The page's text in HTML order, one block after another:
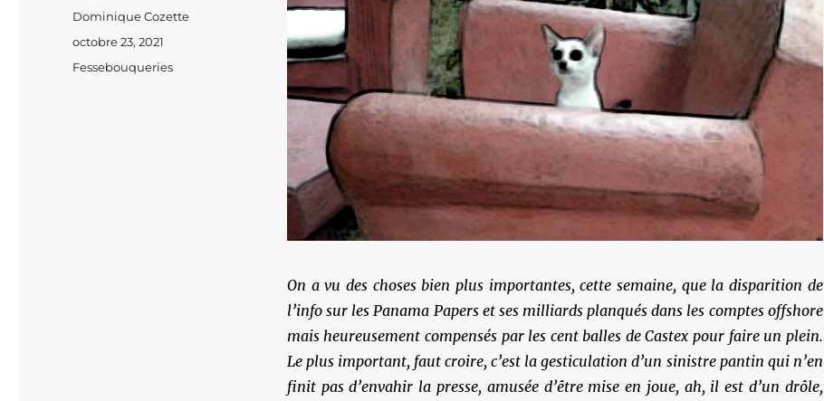
On a vu des choses bien plus importantes, cette semaine, que la disparition de
l’info sur les Panama Papers et ses milliards planqués dans les comptes offshore
mais heureusement compensés par les cent balles de Castex pour faire un plein.
Le plus important, faut croire, c’est la gesticulation d’un sinistre pantin qui n’en
finit pas d’envahir la presse, amusée d’être mise en joue, ah, il est d’un drôle,
Auteur
Dominique Cozette
Publié
octobre 23, 2021
Catégories
Fessebouqueries